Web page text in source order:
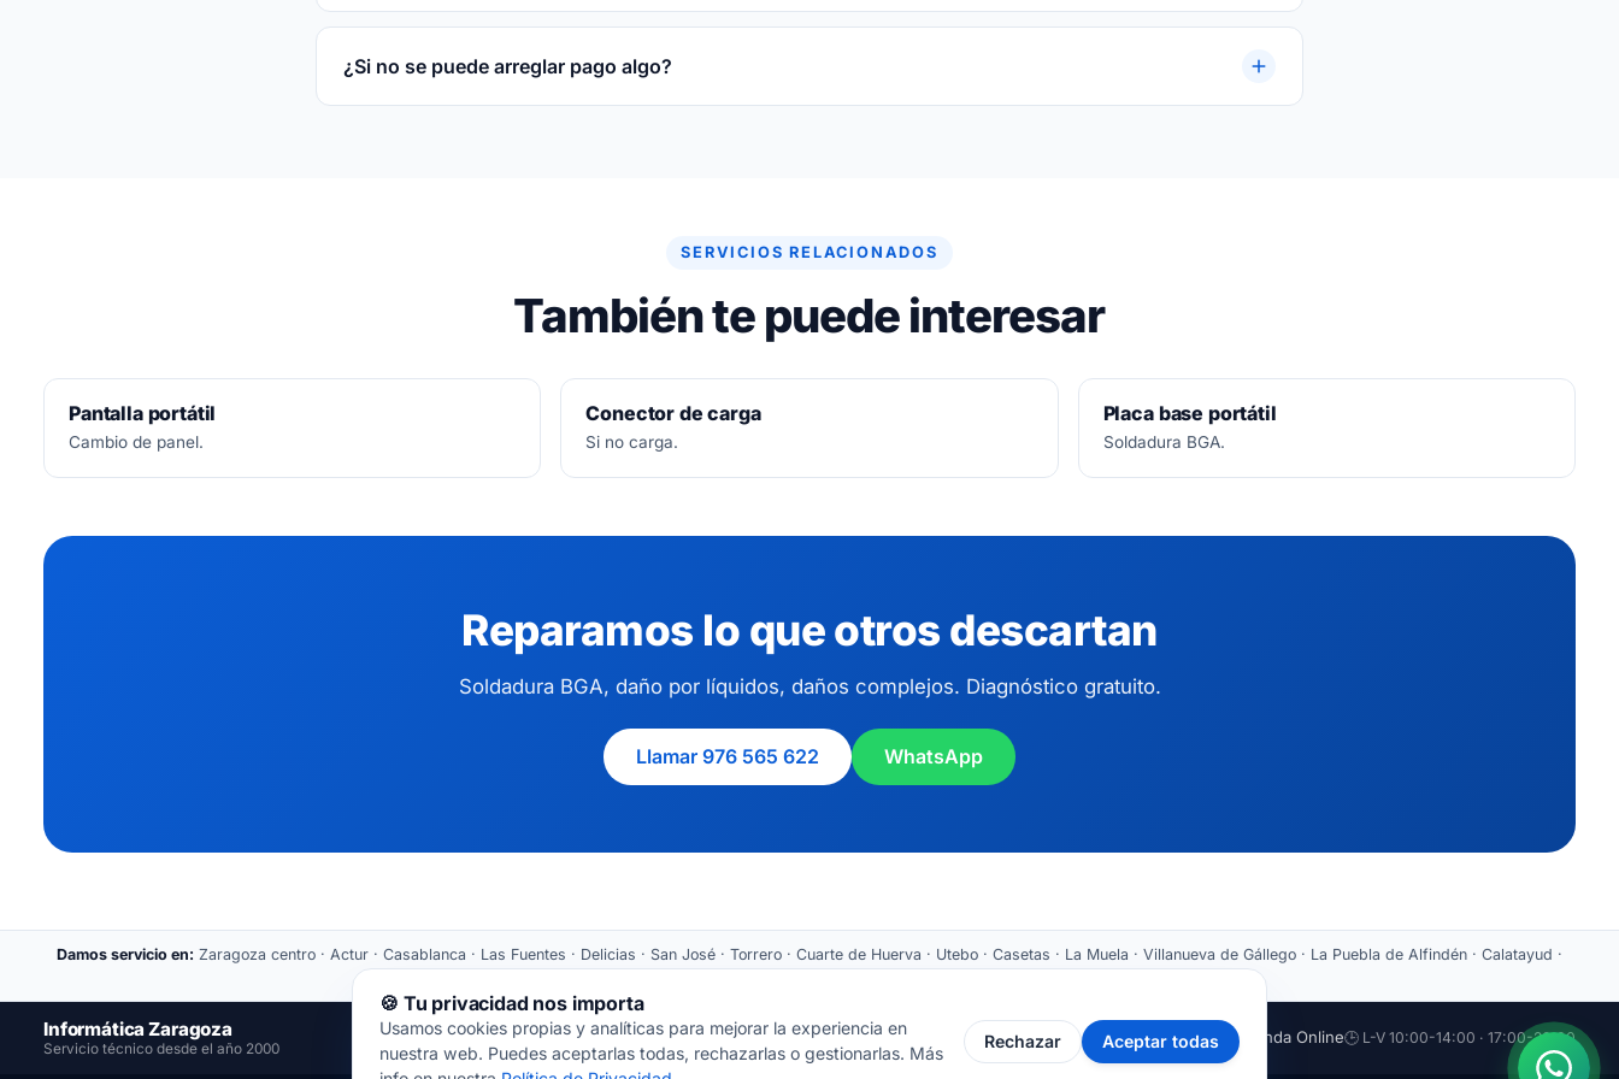
3 meses por escrito sobre la pieza reparada o sustituida y sobre la mano de obra.
¿Si no se puede arreglar pago algo?
SERVICIOS RELACIONADOS
También te puede interesar
Pantalla portátil
Cambio de panel.
Conector de carga
Si no carga.
Placa base portátil
Soldadura BGA.
Reparamos lo que otros descartan
Soldadura BGA, daño por líquidos, daños complejos. Diagnóstico gratuito.
Llamar 976 565 622 WhatsApp
Damos servicio en: Zaragoza centro · Actur · Casablanca · Las Fuentes · Delicias · San José · Torrero · Cuarte de Huerva · Utebo · Casetas · La Muela · Villanueva de Gállego · La Puebla de Alfindén · Calatayud ·
Informática Zaragoza
Servicio técnico desde el año 2000
📍 Cortes de Aragón 64 · 50005 Zaragoza📞 976 565 622 ✉ ventas@informaticazaragoza.com 🛒 Tienda Online🕒 L-V 10:00-14:00 · 17:00-20:00
🍪 Tu privacidad nos importa
Usamos cookies propias y analíticas para mejorar la experiencia en
nuestra web. Puedes aceptarlas todas, rechazarlas o gestionarlas. Más
Rechazar Aceptar todas